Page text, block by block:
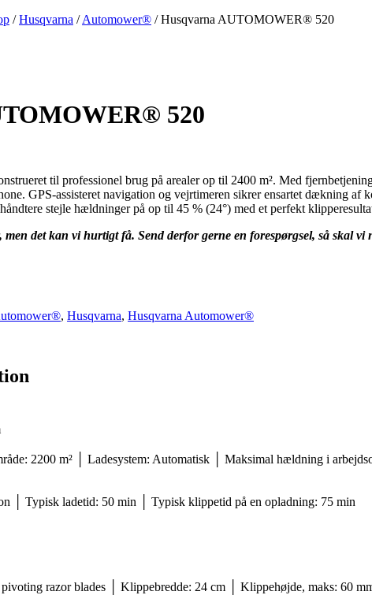
/ Husqvarna / Automower® / Husqvarna AUTOMOWER® 520
520
til professionel brug på arealer op til 2400 m². Med
GPS-assisteret navigation og vejrtimeren sikrer ensartet dækning
stejle hældninger på op til 45 % (24°) med et perfekt
men det kan vi hurtigt få. Send derfor gerne en forespørgsel, så skal
, Husqvarna, Husqvarna Automower®
2200 m² │ Ladesystem: Automatisk │ Maksimal hældning i
│ Typisk ladetid: 50 min │ Typisk klippetid på en opladning: 75 min
razor blades │ Klippebredde: 24 cm │ Klippehøjde, maks: 60